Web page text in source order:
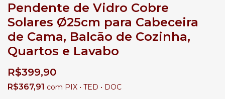
Pendente de Vidro Cobre
Solares Ø25cm para Cabeceira
de Cama, Balcão de Cozinha,
Quartos e Lavabo
R$399,90
R$367,91 com PIX • TED • DOC